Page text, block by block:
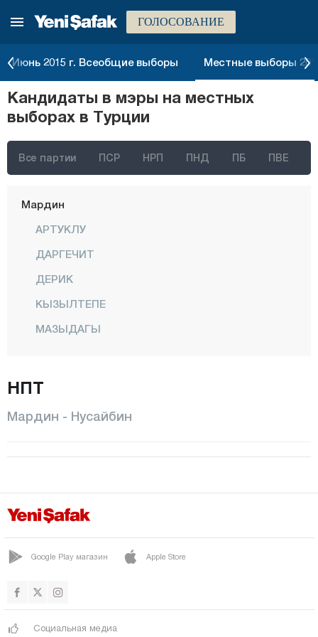
ГОЛОСОВАНИЕ
Июнь 2015 г. Всеобщие выборы Местные выборы
Кандидаты в мэры на местных
выборах в Турции
Все партии ПСР НРП ПНД ПБ ПВЕ
Кыркларэли
Конья
Кютахья
Маниса
Мардин
АРТУКЛУ
ДАРГЕЧИТ
ДЕРИК
КЫЗЫЛТЕПЕ
МАЗЫДАГЫ
НУСАЙБИН
ОМЕРЛИ
ЙЕШИЛЛИ
Мугла
Невшехир
Орду
Османие
НПТ
Мардин - Нусайбин
Google Play магазин Apple Store
Социальная медиа